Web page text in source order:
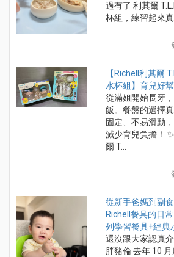
過有了 利其爾
杯組，練習起來真
【Richell利其爾
水杯組】育兒好
從滿姐開始長牙
飯。餐盤的選擇
固定、不易滑動
減少育兒負擔！
爾 T...
從新手爸媽到副
Richell餐具的日
列學習餐具+經典
還沒跟大家認真
胖豬倫 去年 10